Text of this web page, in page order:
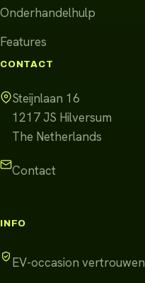
Onderhandelhulp
Features
CONTACT
Steijnlaan 16
1217 JS Hilversum
The Netherlands
Contact
INFO
EV-occasion vertrouwen